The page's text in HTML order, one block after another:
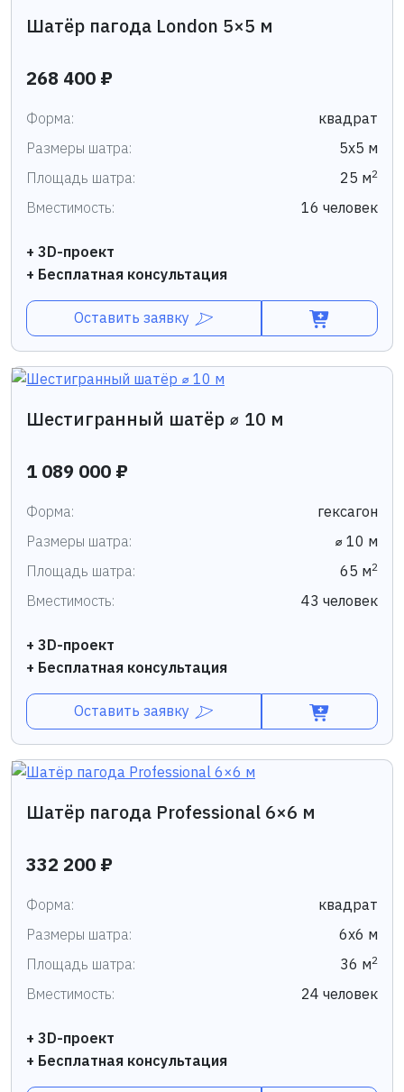
Шатёр пагода London 5×5 м
268 400 ₽
Форма:
квадрат
Размеры шатра:
5х5 м
Площадь шатра:
25 м2
Вместимость: 16 человек
+ 3D-проект
+ Бесплатная консультация
Оставить заявку
Шестигранный шатёр ⌀ 10 м
1 089 000 ₽
Форма:
гексагон
Размеры шатра:
⌀ 10 м
Площадь шатра:
65 м2
Вместимость: 43 человек
+ 3D-проект
+ Бесплатная консультация
Оставить заявку
Шатёр пагода Professional 6×6 м
332 200 ₽
Форма:
квадрат
Размеры шатра:
6х6 м
Площадь шатра:
36 м2
Вместимость: 24 человек
+ 3D-проект
+ Бесплатная консультация